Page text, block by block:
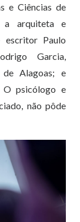
e Ciências de
a arquiteta e
Paulo
Garcia,
Alagoas; e
O psicólogo e
não pôde